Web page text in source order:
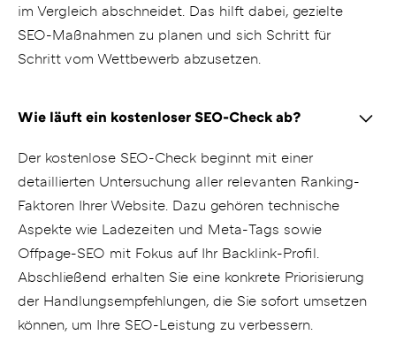
im Vergleich abschneidet. Das hilft dabei, gezielte
SEO-Maßnahmen zu planen und sich Schritt für
Schritt vom Wettbewerb abzusetzen.
Wie läuft ein kostenloser SEO-Check ab?
Der kostenlose SEO-Check beginnt mit einer
detaillierten Untersuchung aller relevanten Ranking-
Faktoren Ihrer Website. Dazu gehören technische
Aspekte wie Ladezeiten und Meta-Tags sowie
Offpage-SEO mit Fokus auf Ihr Backlink-Profil.
Abschließend erhalten Sie eine konkrete Priorisierung
der Handlungsempfehlungen, die Sie sofort umsetzen
können, um Ihre SEO-Leistung zu verbessern.